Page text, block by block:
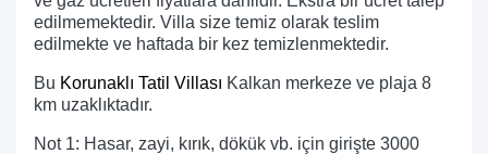
edilmemektedir. Villa size temiz olarak teslim
edilmekte ve haftada bir kez temizlenmektedir.
Bu Korunaklı Tatil Villası Kalkan merkeze ve plaja 8
km uzaklıktadır.
Not 1: Hasar, zayi, kırık, dökük vb. için girişte 3000